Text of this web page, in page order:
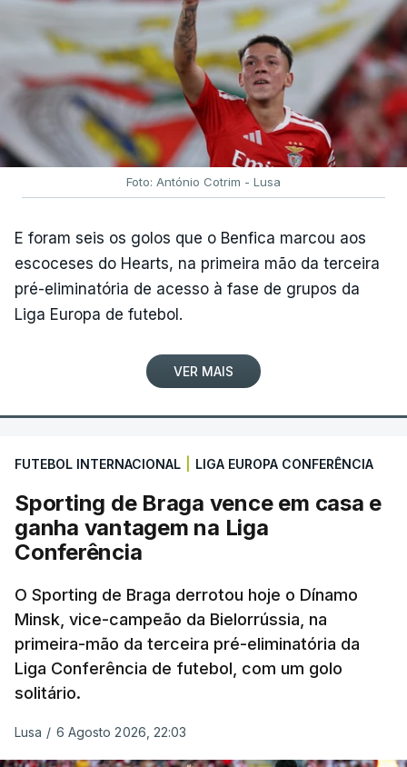
Foto: António Cotrim - Lusa
E foram seis os golos que o Benfica marcou aos
escoceses do Hearts, na primeira mão da terceira
pré-eliminatória de acesso à fase de grupos da
Liga Europa de futebol.
VER MAIS
FUTEBOL INTERNACIONAL LIGA EUROPA CONFERÊNCIA
Sporting de Braga vence em casa e
ganha vantagem na Liga
Conferência
O Sporting de Braga derrotou hoje o Dínamo
Minsk, vice-campeão da Bielorrússia, na
primeira-mão da terceira pré-eliminatória da
Liga Conferência de futebol, com um golo
solitário.
Lusa / 6 Agosto 2026, 22:03